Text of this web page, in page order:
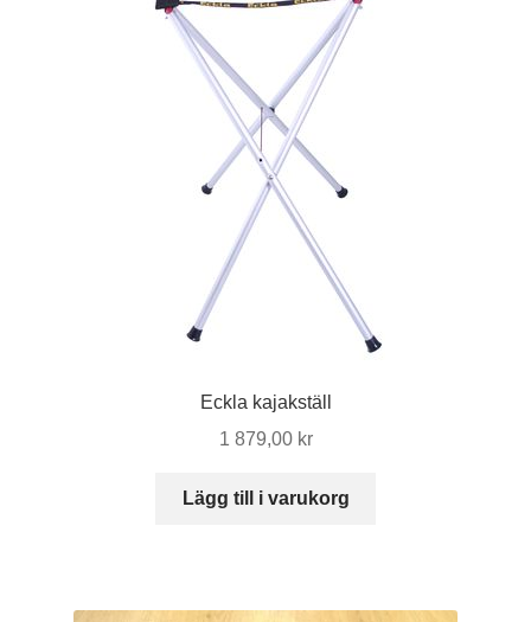
Eckla kajakställ
1 879,00 kr
Lägg till i varukorg